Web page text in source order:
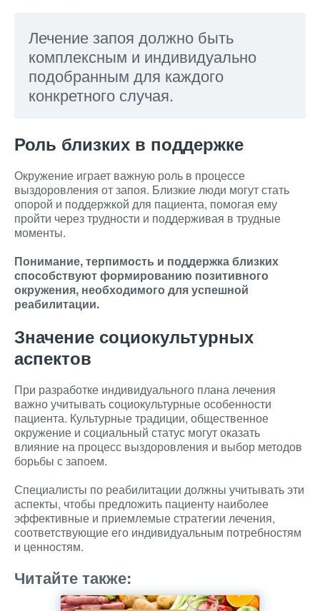
Лечение запоя должно быть
комплексным и индивидуально
подобранным для каждого
конкретного случая.
Роль близких в поддержке
Окружение играет важную роль в процессе
выздоровления от запоя. Близкие люди могут стать
опорой и поддержкой для пациента, помогая ему
пройти через трудности и поддерживая в трудные
моменты.
Понимание, терпимость и поддержка близких
способствуют формированию позитивного
окружения, необходимого для успешной
реабилитации.
Значение социокультурных
аспектов
При разработке индивидуального плана лечения
важно учитывать социокультурные особенности
пациента. Культурные традиции, общественное
окружение и социальный статус могут оказать
влияние на процесс выздоровления и выбор методов
борьбы с запоем.
Специалисты по реабилитации должны учитывать эти
аспекты, чтобы предложить пациенту наиболее
эффективные и приемлемые стратегии лечения,
соответствующие его индивидуальным потребностям
и ценностям.
Читайте также: